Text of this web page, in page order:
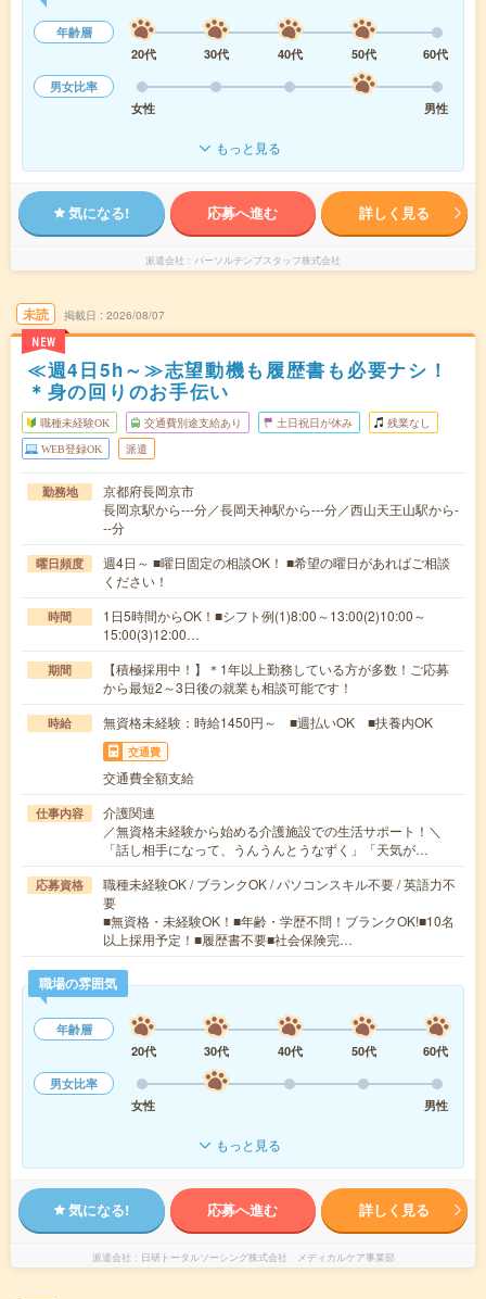
年齢層
20代
30代 40代 50代
60代
男女比率
女性
男性
もっと見る
気になる! 応募へ進む 詳しく見る
派遣会社 パーソルテンプスタッフ株式会社
未読
NEW
掲載日 2026/08/07
≪週4日5h～≫志望動機も履歴書も必要ナシ！
＊身の回りのお手伝い
職種未経験OK 交通費別途支給あり 土日祝日が休み 残業なし
WEB登録OK 派遣
勤務地
京都府長岡京市
長岡京駅から---分／長岡天神駅から---分／西山天王山駅から-
--分
曜日頻度
週4日～ ■曜日固定の相談OK！ ■希望の曜日があればご相談
ください！
時間
1日5時間からOK！■シフト例(1)8:00～13:00(2)10:00～
15:00(3)12:00…
期間
【積極採用中！】＊1年以上勤務している方が多数！ご応募
から最短2～3日後の就業も相談可能です！
時給 無資格未経験：時給1450円～ ■週払いOK ■扶養内OK
交通費
交通費全額支給
仕事内容
介護関連
／無資格未経験から始める介護施設での生活サポート！＼
「話し相手になって、うんうんとうなずく」「天気が…
応募資格
職種未経験OK / ブランクOK / パソコンスキル不要 / 英語力不
要
■無資格・未経験OK！■年齢・学歴不問！ブランクOK!■10名
以上採用予定！■履歴書不要■社会保険完…
職場の雰囲気
年齢層
20代
30代 40代 50代
60代
男女比率
女性
男性
もっと見る
気になる! 応募へ進む 詳しく見る
派遣会社 日研トータルソーシング株式会社 メディカルケア事業部